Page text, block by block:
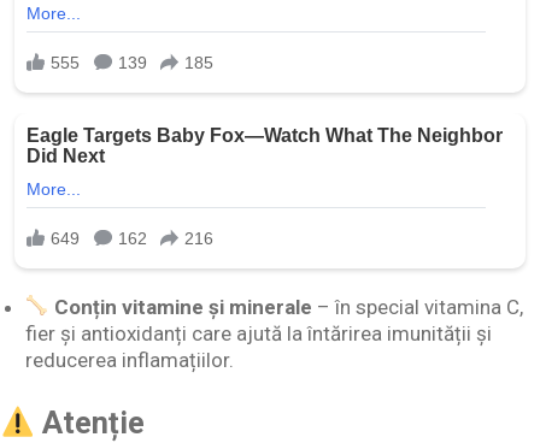
Conțin vitamine și minerale – în special vitamina C,
fier și antioxidanți care ajută la întărirea imunității și
reducerea inflamațiilor.
Atenție